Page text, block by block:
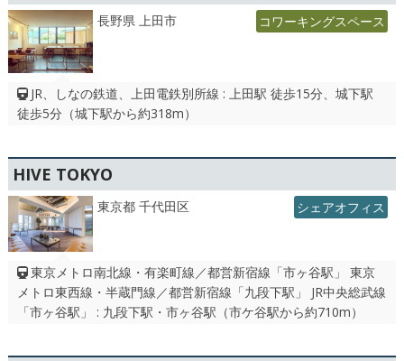
長野県 上田市 コワーキングスペース
JR、しなの鉄道、上田電鉄別所線 : 上田駅 徒歩15分、城下駅
徒歩5分（城下駅から約318m）
HIVE TOKYO
東京都 千代田区 シェアオフィス
東京メトロ南北線・有楽町線／都営新宿線「市ヶ谷駅」 東京
メトロ東西線・半蔵門線／都営新宿線「九段下駅」 JR中央総武線
「市ヶ谷駅」 : 九段下駅・市ヶ谷駅（市ケ谷駅から約710m）